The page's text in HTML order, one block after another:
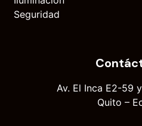
Seguridad
Av. El Inca E2-59
Quito –